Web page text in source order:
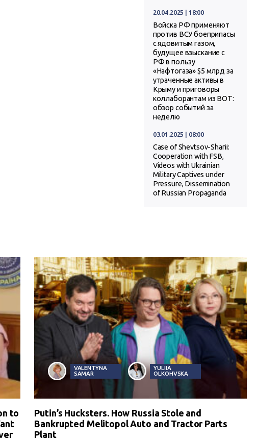
20.04.2025 | 18:00
Войска РФ применяют
против ВСУ боеприпасы
с ядовитым газом,
будущее взыскание с
РФ в пользу
«Нафтогаза» $5 млрд за
утраченные активы в
Крыму и приговоры
коллаборантам из ВОТ:
обзор событий за
неделю
03.01.2025 | 08:00
Case of Shevtsov-Sharii:
Cooperation with FSB,
Videos with Ukrainian
Military Captives under
Pressure, Dissemination
of Russian Propaganda
to
VALENTYNA
SAMAR
YULIIA
OLKOHVSKA
Putin’s Hucksters. How Russia Stole and
Bankrupted Melitopol Auto and Tractor Parts
Plant